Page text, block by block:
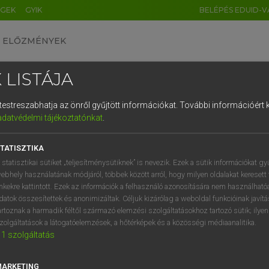
GYIK BELÉPÉS EDUID-
ELŐZMÉNYEK
angol szótár
friction fn felületi súrlódás
frictionkeresése szótárainkban
LISTÁJA
az önről gyűjtött információkat. További információért
tájékoztatónkat.
statisztikai sütiket „teljesítménysütiknek” is nevezik. Ezek a sütik információkat
használatának módjáról, többek között arról, hogy milyen oldalakat
kattintott. Ezek az információk a felhasználó azonosítására nem
összesítettek és anonimizáltak. Céljuk kizárólag a weboldal funkcióinak
a harmadik féltől származó elemzési szolgáltatásokhoz tartozó sütik;
a látogatóelemzések, a hőtérképek és a közösségi médiaanalitika.
1 szolgáltatás
DE CN FR ES IT NL
1 2 3 4 5 6 7 8 9
q w e r t z u i
a s d f g h j k l é
í y x c v b n m , .